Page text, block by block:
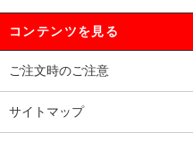
コンテンツを見る
ご注文時のご注意
サイトマップ